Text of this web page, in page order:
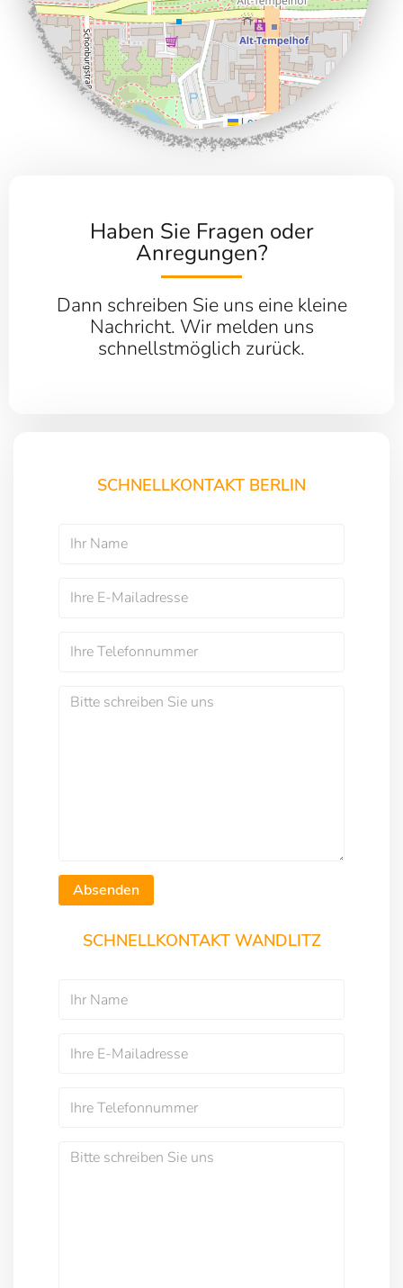
Leaflet ©OpenStreetMap
Haben Sie Fragen oder
Anregungen?
Dann schreiben Sie uns eine kleine
Nachricht. Wir melden uns
schnellstmöglich zurück.
SCHNELLKONTAKT BERLIN
Absenden
SCHNELLKONTAKT WANDLITZ